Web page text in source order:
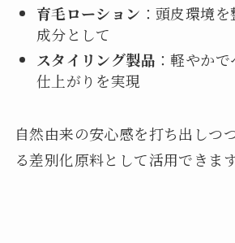
育毛ローション ：頭皮環境
成分として
スタイリング製品 ：軽やか
仕上がりを実現
自然由来の安心感を打ち出しつ
る差別化原料として活用できます